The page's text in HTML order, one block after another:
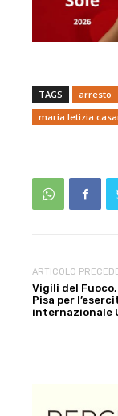
TAGS arresto
maria letizia
ARTICOLO
Vigili del Fuoco,
Pisa per
internazionale